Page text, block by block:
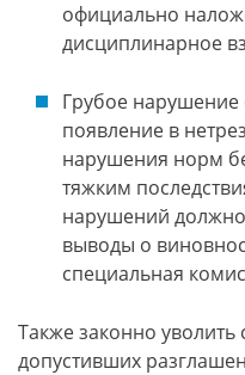
официально
дисциплинарное
Грубое нарушение
появление в
нарушения норм
тяжким
нарушений
выводы о
специальная
Также законно уволить
допустивших